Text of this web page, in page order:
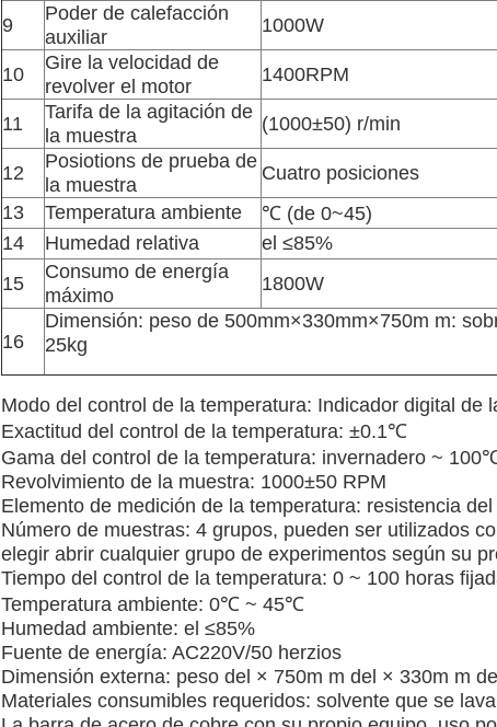
9
Poder de calefacción
auxiliar
1000W
10
Gire la velocidad de
revolver el motor
1400RPM
11
Tarifa de la agitación de
la muestra
(1000±50) r/min
12
Posiotions de prueba de
la muestra
Cuatro posiciones
13
Temperatura ambiente
℃ (de 0~45)
14
Humedad relativa
el ≤85%
15
Consumo de energía
máximo
1800W
16
Dimensión: peso de 500mm×330mm×750m m:
25kg
Modo del control de la temperatura: Indicador digital de
Exactitud del control de la temperatura: ±0.1℃
Gama del control de la temperatura: invernadero ~
Revolvimiento de la muestra: 1000±50 RPM
Elemento de medición de la temperatura: resistencia
Número de muestras: 4 grupos, pueden ser utilizados
elegir abrir cualquier grupo de experimentos según su
Tiempo del control de la temperatura: 0 ~ 100 horas
Temperatura ambiente: 0℃ ~ 45℃
Humedad ambiente: el ≤85%
Fuente de energía: AC220V/50 herzios
Dimensión externa: peso del × 750m m del × 330m m
Materiales consumibles requeridos: solvente que se